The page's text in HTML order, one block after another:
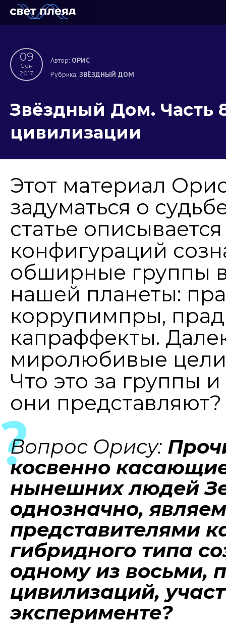
09
Сен
2017
Автор: ОРИС
Рубрика: ЗВЁЗДНЫЙ ДОМ
Звёздный Дом. Часть
цивилизации
Этот материал
задуматься о
статье
конфигураций
обширные группы
нашей планеты:
коррупимпры,
капраффекты.
миролюбивые цели
Что это за группы
они представляют?
Вопрос Орису:
косвенно
нынешних людей
однозначно,
представителями
гибридного типа
одному из восьми,
цивилизаций,
эксперименте?